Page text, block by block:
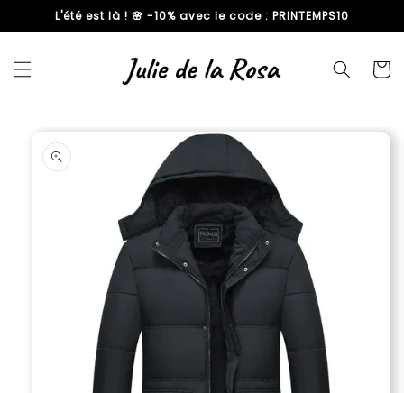
passer
contenu
L'été est là ! 🌸 -10% avec le code : PRINTEMPS10
Panier
informations
produits